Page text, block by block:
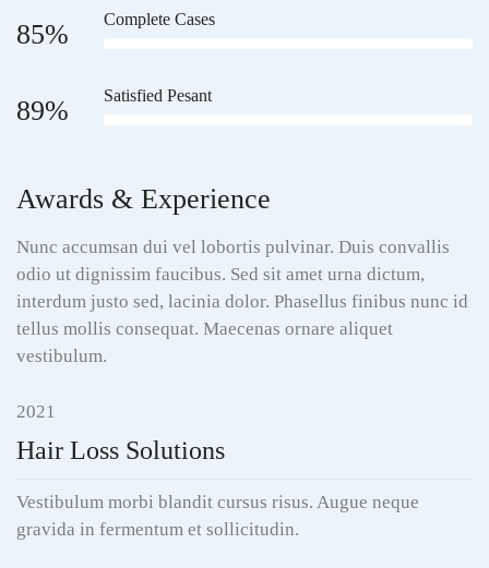
Complete Cases
85%
Satisfied Pesant
89%
Awards & Experience
Nunc accumsan dui vel lobortis pulvinar. Duis convallis
odio ut dignissim faucibus. Sed sit amet urna dictum,
interdum justo sed, lacinia dolor. Phasellus finibus nunc id
tellus mollis consequat. Maecenas ornare aliquet
vestibulum.
2021
Hair Loss Solutions
Vestibulum morbi blandit cursus risus. Augue neque
gravida in fermentum et sollicitudin.